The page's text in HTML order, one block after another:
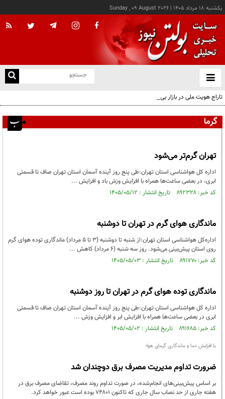
يکشنبه ۱۸ مرداد ۱۴۰۵ |
Sunday , 09 August 2026
باز
و
تاراج هویت ملی در بازار بی‌صاحب پوشاک؛ مسئولان نظارت کجا خوابیده‌اند؟ / زیر سایه جنگ،
جامعه در حال بی‌حیا شدن است
گرما
تهران گرم‌تر می‌شود
اداره کل هواشناسی استان تهران:طی پنج روز آینده آسمان استان تهران صاف تا قسمتی
ابری، در بعضی ساعت‌ها همراه با افزایش وزش باد و افزایش ...
کد خبر: ۸۹۲۳۲۸ تاریخ انتشار : ۱۴۰۵/۰۵/۱۲
ماندگاری هوای گرم در تهران تا دوشنبه
اداره‌کل هواشناسی استان تهران:از شنبه تا دوشنبه (۳ تا ۵ مرداد) ماندگاری توده هوای گرم
روی استان پیش‌بینی می‌شود. روز سه شنبه (۶ مرداد) کاهش ...
کد خبر: ۸۹۱۷۷۰ تاریخ انتشار : ۱۴۰۵/۰۵/۰۳
ماندگاری توده هوای گرم در تهران تا روز دوشنبه
اداره کل هواشناسی استان تهران:طی پنج روز آینده آسمان استان تهران صاف تا قسمتی
ابری در بعضی ساعت‌ها همراه با افزایش ابر و افزایش وزش ...
کد خبر: ۸۹۱۶۸۵ تاریخ انتشار : ۱۴۰۵/۰۵/۰۲
با افزایش دما و ماندگاری گرمای هوا؛
ضرورت تداوم مدیریت مصرف برق دوچندان شد
بر اساس پیش‌بینی‌های انجام‌شده، در صورت تداوم روند مصرف، تقاضای مصرف برق در
هفته جاری از حد نصاب سال جاری که تاکنون ۷۴۸۰۱ بوده است عبور خواهد کرد.